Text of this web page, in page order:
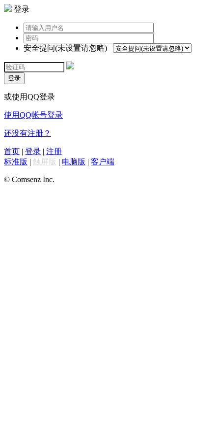
登录
安全提问(未设置请忽略)
登录
或使用QQ登录
使用QQ帐号登录
还没有注册？
首页 | 登录 | 注册
标准版 | 触屏版 | 电脑版 | 客户端
© Comsenz Inc.